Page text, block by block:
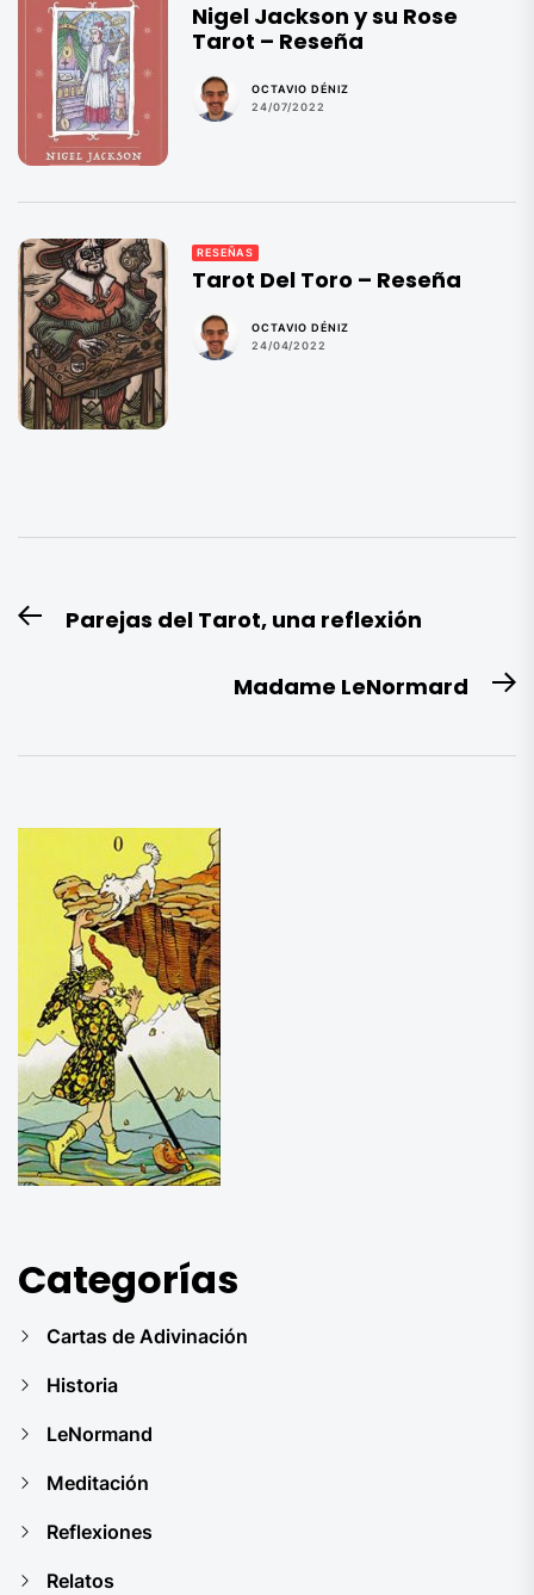
Nigel Jackson y su Rose
Tarot – Reseña
OCTAVIO DÉNIZ
24/07/2022
RESEÑAS
Tarot Del Toro – Reseña
OCTAVIO DÉNIZ
24/04/2022
Navegación
de
EntradaParejas del Tarot, una reflexión
Madame LeNormard
Categorías
Cartas de Adivinación
Historia
LeNormand
Meditación
Reflexiones
Relatos